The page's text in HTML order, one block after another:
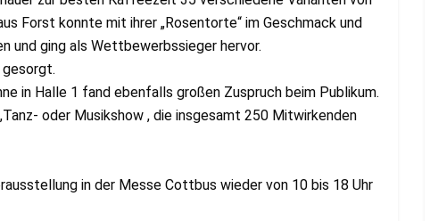
Forst konnte mit ihrer „Rosentorte“ im Geschmack und
und ging als Wettbewerbssieger hervor.
gesorgt.
in Halle 1 fand ebenfalls großen Zuspruch beim Publikum.
oder Musikshow , die insgesamt 250 Mitwirkenden
in der Messe Cottbus wieder von 10 bis 18 Uhr